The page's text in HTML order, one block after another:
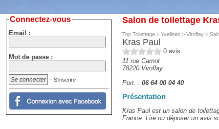
Salon de toilettage
Top Toilettage > Yvelines > Viroflay >
Kras Paul
0 avis
11 rue Carnot
78220 Viroflay
Port. : 06 64 00 04 40
Présentation
Kras Paul est un salon de
France. Lire ou déposer un avis
Connectez-vous
Email :
Mot de passe :
- S'inscrire